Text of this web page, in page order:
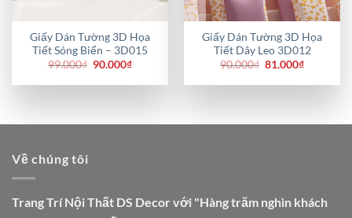
Giấy Dán Tường 3D Họa
Tiết Sóng Biển – 3D015
99.000₫ Giá
là:
90.000₫Giá
tại
Giấy Dán Tường 3D Họa
Tiết Dây Leo 3D012
90.000₫ Giá
là:
81.000₫Giá
tại
Về chúng tôi
Trang Trí Nội Thất DS Decor với "Hàng trăm nghìn khách